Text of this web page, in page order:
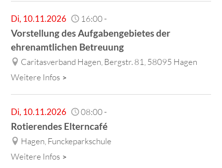
Di, 10.11.2026 16:00-
Vorstellung des Aufgabengebietes der
ehrenamtlichen Betreuung
Caritasverband Hagen, Bergstr. 81, 58095 Hagen
Weitere Infos
Di, 10.11.2026 08:00-
Rotierendes Elterncafé
Hagen, Funckeparkschule
Weitere Infos